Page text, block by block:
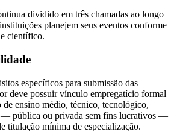
dividido em três chamadas ao longo
planejem seus eventos conforme
científico.
específicos para submissão das
deve possuir vínculo empregatício formal
ensino médio, técnico, tecnológico,
— pública ou privada sem fins lucrativos —
titulação mínima de especialização.